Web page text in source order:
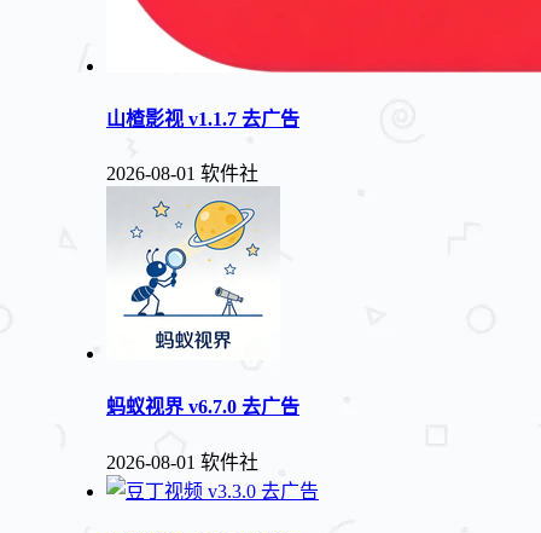
山楂影视 v1.1.7 去广告
2026-08-01 软件社
蚂蚁视界 v6.7.0 去广告
2026-08-01 软件社